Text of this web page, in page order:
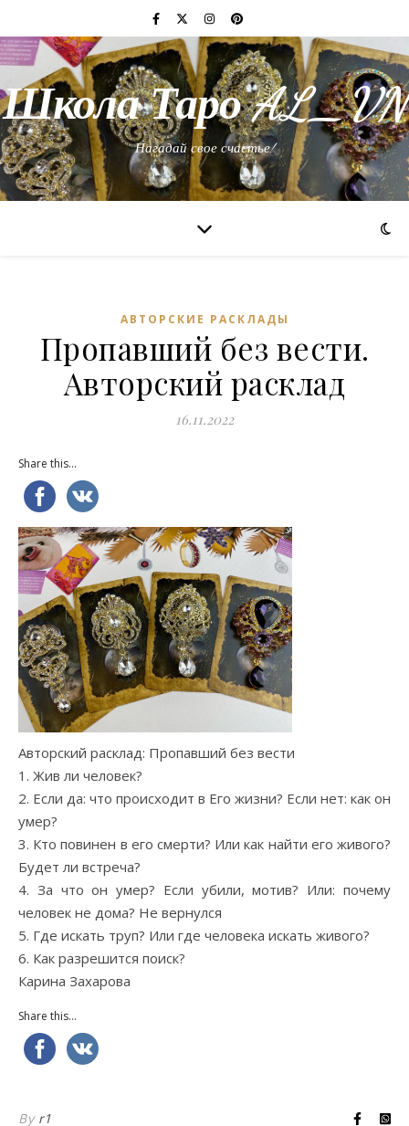
Школа Таро AL_VN
Нагадай свое счастье!
АВТОРСКИЕ РАСКЛАДЫ
Пропавший без вести.
Авторский расклад
16.11.2022
Share this...
Авторский расклад: Пропавший без вести
1. Жив ли человек?
2. Если да: что происходит в Его жизни? Если нет: как он
умер?
3. Кто повинен в его смерти? Или как найти его живого?
Будет ли встреча?
4. За что он умер? Если убили, мотив? Или: почему
человек не дома? Не вернулся
5. Где искать труп? Или где человека искать живого?
6. Как разрешится поиск?
Карина Захарова
Share this...
By r1